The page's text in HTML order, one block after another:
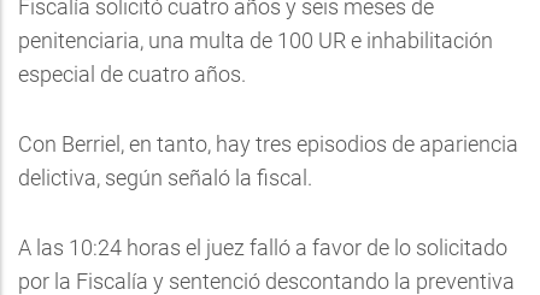
Fiscalía solicitó cuatro años y seis meses de
penitenciaria, una multa de 100 UR e inhabilitación
especial de cuatro años.
Con Berriel, en tanto, hay tres episodios de apariencia
delictiva, según señaló la fiscal.
A las 10:24 horas el juez falló a favor de lo solicitado
por la Fiscalía y sentenció descontando la preventiva